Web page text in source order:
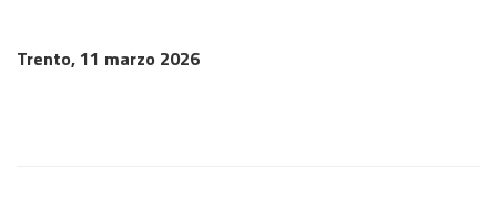
Trento, 11 marzo 2026